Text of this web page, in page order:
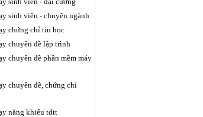
sinh viên - chuyên ngành
chứng chỉ tin học
chuyên đề lập trình
chuyên đề phần mềm máy
chuyên đề, chứng chỉ
năng khiếu tdtt